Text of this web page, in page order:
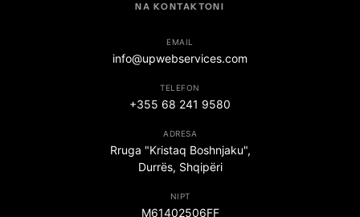
NA KONTAKTONI
EMAIL
info@upwebservices.com
TELEFON
+355 68 241 9580
ADRESA
Rruga "Kristaq Boshnjaku",
Durrës, Shqipëri
NIPT
M61402506FF